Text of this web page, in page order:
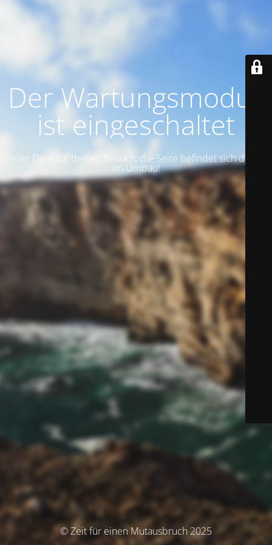
Der Wartungsmodus
ist eingeschaltet
Vielen Dank für deinen Besuch, die Seite befindet sich derzeit
im Umbau!
© Zeit für einen Mutausbruch 2025